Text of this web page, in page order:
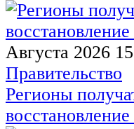
Августа 2026
Правительство
Регионы